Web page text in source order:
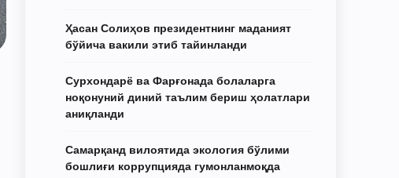
Ҳасан Солиҳов президентнинг маданият
бўйича вакили этиб тайинланди
Сурхондарё ва Фарғонада болаларга
ноқонуний диний таълим бериш ҳолатлари
аниқланди
Самарқанд вилоятида экология бўлими
бошлиғи коррупцияда гумонланмоқда